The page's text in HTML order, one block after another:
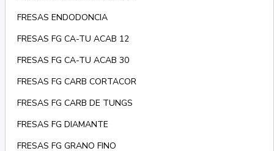
FRESAS ENDODONCIA
FRESAS FG CA-TU ACAB 12
FRESAS FG CA-TU ACAB 30
FRESAS FG CARB CORTACOR
FRESAS FG CARB DE TUNGS
FRESAS FG DIAMANTE
FRESAS FG GRANO FINO